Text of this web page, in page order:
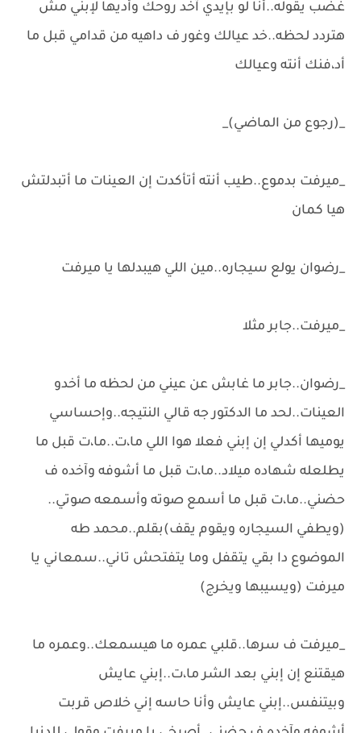
غضب يقوله..أنا لو بإيدي آخد روحك وأديها لإبني مش
هتردد لحظه..خد عيالك وغور ف داهيه من قدامي قبل ما
أد،فنك أنته وعيالك
_(رجوع من الماضي)_
_ميرفت بدموع..طيب أنته أتأكدت إن العينات ما أتبدلتش
هيا كمان
_رضوان يولع سيجاره..مين اللي هيبدلها يا ميرفت
_ميرفت..جابر مثلا
_رضوان..جابر ما غابش عن عيني من لحظه ما أخدو
العينات..لحد ما الدكتور جه قالي النتيجه..وإحساسي
يوميها أكدلي إن إبني فعلا هوا اللي ما،ت..ما،ت قبل ما
يطلعله شهاده ميلاد..ما،ت قبل ما أشوفه وآخده ف
حضني..ما،ت قبل ما أسمع صوته وأسمعه صوتي..
(ويطفي السيجاره ويقوم يقف)بقلم..محمد طه
الموضوع دا بقي يتقفل وما يتفتحش تاني..سمعاني يا
ميرفت (ويسيبها ويخرج)
_ميرفت ف سرها..قلبي عمره ما هيسمعك..وعمره ما
هيقتنع إن إبني بعد الشر ما،ت..إبني عايش
وبيتنفس..إبني عايش وأنا حاسه إني خلاص قربت